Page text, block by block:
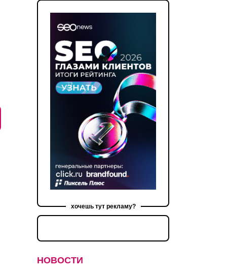
хочешь тут рекламу?
НОВОСТИ